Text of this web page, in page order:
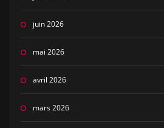
juin 2026
mai 2026
avril 2026
mars 2026